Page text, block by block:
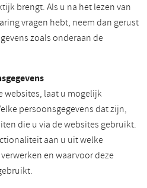
brengt. Als u na het lezen van
vragen hebt, neem dan gerust
zoals onderaan de
websites, laat u mogelijk
persoonsgegevens dat zijn,
die u via de websites gebruikt.
aan u uit welke
en waarvoor deze